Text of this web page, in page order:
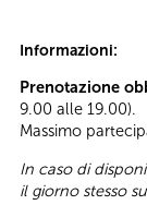
Informazioni:
Prenotazione
9.00 alle 19.00).
Massimo
In caso di
il giorno stesso